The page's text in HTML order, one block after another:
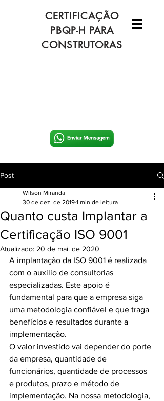
CERTIFICAÇÃO
PBQP-H PARA
CONSTRUTORAS
Post
Quanto custa Implantar a
Certificação ISO 9001
Wilson Miranda
30 de dez. de 2019 1 min de leitura
Atualizado: 20 de mai. de 2020
A implantação da ISO 9001 é realizada
com o auxilio de consultorias
especializadas. Este apoio é
fundamental para que a empresa siga
uma metodologia confiável e que traga
benefícios e resultados durante a
implementação.
O valor investido vai depender do porte
da empresa, quantidade de
funcionários, quantidade de processos
e produtos, prazo e método de
implementação. Na nossa metodologia,